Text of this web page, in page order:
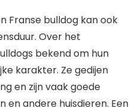
Franse bulldog kan ook
Over het
bekend om hun
karakter. Ze gedijen
en zijn vaak goede
en andere huisdieren. Een